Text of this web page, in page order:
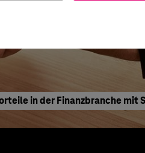
in der Finanzbranche mit